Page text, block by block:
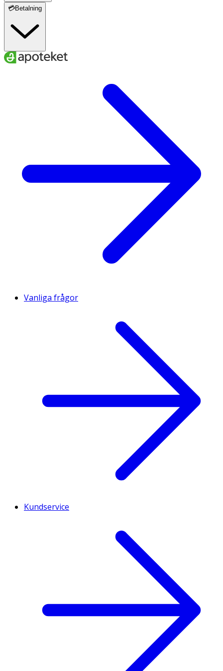
💳Betalning
Vanliga frågor
Kundservice